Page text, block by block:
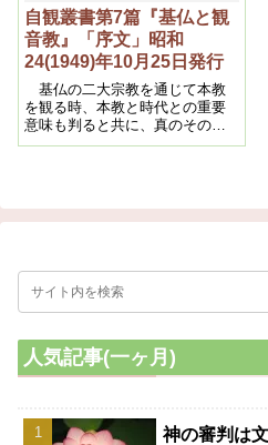
自観叢書第7篇『基仏と観
音教』「序文」昭和
24(1949)年10月25日発行
基仏の二大宗教を通じて本教
を観る時、本教と時代との重要
意味も判ると共に、真のその価
値を見出し得るであろう。
人気記事(一ヶ月)
神の審判は